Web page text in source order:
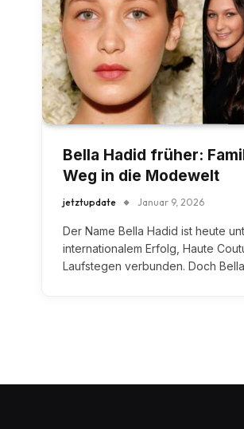
Bella Hadid früher:
Weg in die Modewelt
jetztupdate Januar 9, 2026
Der Name Bella Hadid ist heute
internationalem Erfolg, Haute
Laufstegen verbunden. Doch